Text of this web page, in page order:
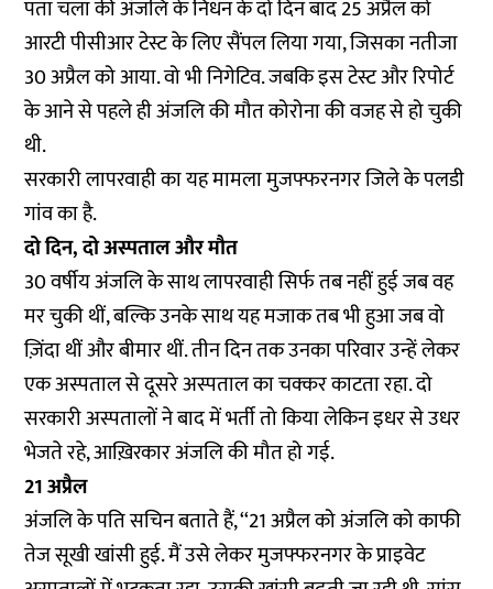
पता चला की अंजलि के निधन के दो दिन बाद 25 अप्रैल को
आरटी पीसीआर टेस्ट के लिए सैंपल लिया गया, जिसका नतीजा
30 अप्रैल को आया. वो भी निगेटिव. जबकि इस टेस्ट और रिपोर्ट
के आने से पहले ही अंजलि की मौत कोरोना की वजह से हो चुकी
थी.
सरकारी लापरवाही का यह मामला मुजफ्फरनगर जिले के पलडी
गांव का है.
दो दिन, दो अस्पताल और मौत
30 वर्षीय अंजलि के साथ लापरवाही सिर्फ तब नहीं हुई जब वह
मर चुकी थीं, बल्कि उनके साथ यह मजाक तब भी हुआ जब वो
ज़िंदा थीं और बीमार थीं. तीन दिन तक उनका परिवार उन्हें लेकर
एक अस्पताल से दूसरे अस्पताल का चक्कर काटता रहा. दो
सरकारी अस्पतालों ने बाद में भर्ती तो किया लेकिन इधर से उधर
भेजते रहे, आख़िरकार अंजलि की मौत हो गई.
21 अप्रैल
अंजलि के पति सचिन बताते हैं, ‘‘21 अप्रैल को अंजलि को काफी
तेज सूखी खांसी हुई. मैं उसे लेकर मुजफ्फरनगर के प्राइवेट